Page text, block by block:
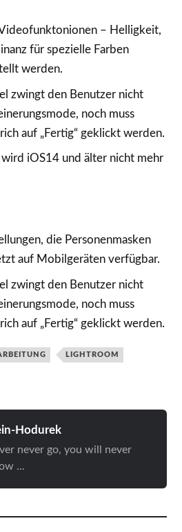
– Helligkeit,
für spezielle Farben
werden.
zwingt den Benutzer nicht
noch muss
auf „Fertig“ geklickt werden.
iOS14 und älter nicht mehr
die Personenmasken
auf Mobilgeräten verfügbar.
zwingt den Benutzer nicht
noch muss
auf „Fertig“ geklickt werden.
LIGHTROOM
Hodurek
never go, you will never
...